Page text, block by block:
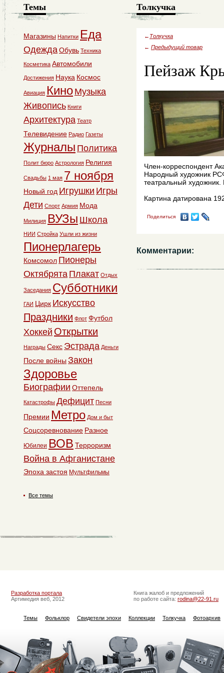
Толкучка
← Толкучка
← Предыдущий товар
Пейзаж
Член-корреспондент
Народный художник
театральный
Картина датирована
Поделиться
Комментарии:
Темы
Магазины Напитки Еда
ОдеждаОбувь Техника
Косметика Автомобили
Достижения Наука Космос
Авиация Кино Музыка
Живопись Книги
Архитектура Театр
Телевидение Радио Газеты
Журналы Политика
Полит бюро Астрология Религия
Свадьбы 1 мая 7 ноября
Новый год Игрушки Игры
Дети Спорт Армия Мода
Милиция ВУЗы Школа
НИИ Стройка Ушли из жизни
Пионерлагерь
Комсомол Пионеры
Октябрята Плакат Отдых
Заседания Субботники
ГАИ Цирк Искусство
Праздники Флот Футбол
Хоккей Открытки
Награды Секс Эстрада Деньги
После войны Закон
Здоровье
Биографии Оттепель
Катастрофы Дефицит Песни
Премии Метро Дом и быт
Соцсоревнование Разное
Юбилеи ВОВ Терроризм
Война в Афганистане
Эпоха застоя Мультфильмы
Все темы
Разработка портала
Артимедия веб, 2012
Книга жалоб и предложений
по работе сайта: rodina@22-91.ru
Темы Фольклор Свидетели эпохи Коллекции Толкучка Фотоархив